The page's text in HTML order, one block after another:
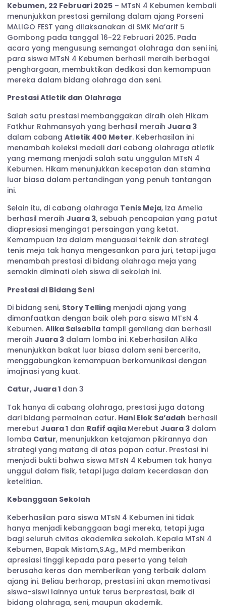
Kebumen, 22 Februari 2025 – MTsN 4 Kebumen kembali
menunjukkan prestasi gemilang dalam ajang Porseni
MALIGO FEST yang dilaksanakan di SMK Ma’arif 5
Gombong pada tanggal 16-22 Februari 2025. Pada
acara yang mengusung semangat olahraga dan seni ini,
para siswa MTsN 4 Kebumen berhasil meraih berbagai
penghargaan, membuktikan dedikasi dan kemampuan
mereka dalam bidang olahraga dan seni.
Prestasi Atletik dan Olahraga
Salah satu prestasi membanggakan diraih oleh Hikam
Fatkhur Rahmansyah yang berhasil meraih Juara 3
dalam cabang Atletik 400 Meter. Keberhasilan ini
menambah koleksi medali dari cabang olahraga atletik
yang memang menjadi salah satu unggulan MTsN 4
Kebumen. Hikam menunjukkan kecepatan dan stamina
luar biasa dalam pertandingan yang penuh tantangan
ini.
Selain itu, di cabang olahraga Tenis Meja, Iza Amelia
berhasil meraih Juara 3, sebuah pencapaian yang patut
diapresiasi mengingat persaingan yang ketat.
Kemampuan Iza dalam menguasai teknik dan strategi
tenis meja tak hanya mengesankan para juri, tetapi juga
menambah prestasi di bidang olahraga meja yang
semakin diminati oleh siswa di sekolah ini.
Prestasi di Bidang Seni
Di bidang seni, Story Telling menjadi ajang yang
dimanfaatkan dengan baik oleh para siswa MTsN 4
Kebumen. Alika Salsabila tampil gemilang dan berhasil
meraih Juara 3 dalam lomba ini. Keberhasilan Alika
menunjukkan bakat luar biasa dalam seni bercerita,
menggabungkan kemampuan berkomunikasi dengan
imajinasi yang kuat.
Catur, Juara 1 dan 3
Tak hanya di cabang olahraga, prestasi juga datang
dari bidang permainan catur. Hani Elok Sa’adah berhasil
merebut Juara 1 dan Rafif aqila Merebut Juara 3 dalam
lomba Catur, menunjukkan ketajaman pikirannya dan
strategi yang matang di atas papan catur. Prestasi ini
menjadi bukti bahwa siswa MTsN 4 Kebumen tak hanya
unggul dalam fisik, tetapi juga dalam kecerdasan dan
ketelitian.
Kebanggaan Sekolah
Keberhasilan para siswa MTsN 4 Kebumen ini tidak
hanya menjadi kebanggaan bagi mereka, tetapi juga
bagi seluruh civitas akademika sekolah. Kepala MTsN 4
Kebumen, Bapak Mistam,S.Ag., M.Pd memberikan
apresiasi tinggi kepada para peserta yang telah
berusaha keras dan memberikan yang terbaik dalam
ajang ini. Beliau berharap, prestasi ini akan memotivasi
siswa-siswi lainnya untuk terus berprestasi, baik di
bidang olahraga, seni, maupun akademik.